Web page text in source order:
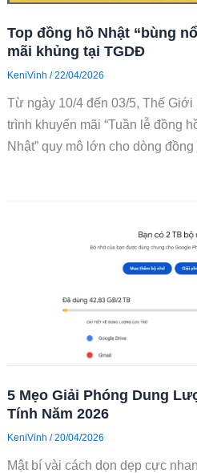
Top đồng hồ Nhật “bùng
mãi khủng tại TGDĐ
KeniVinh /22/04/2026
Từ ngày 10/4 đến 03/5, Thế
trình khuyến mãi “Tuần lễ đồng
Nhật” quy mô lớn cho dòng
5 Mẹo Giải Phóng Dung
Tính Năm 2026
KeniVinh /20/04/2026
Mật bí vài cách dọn dẹp cực